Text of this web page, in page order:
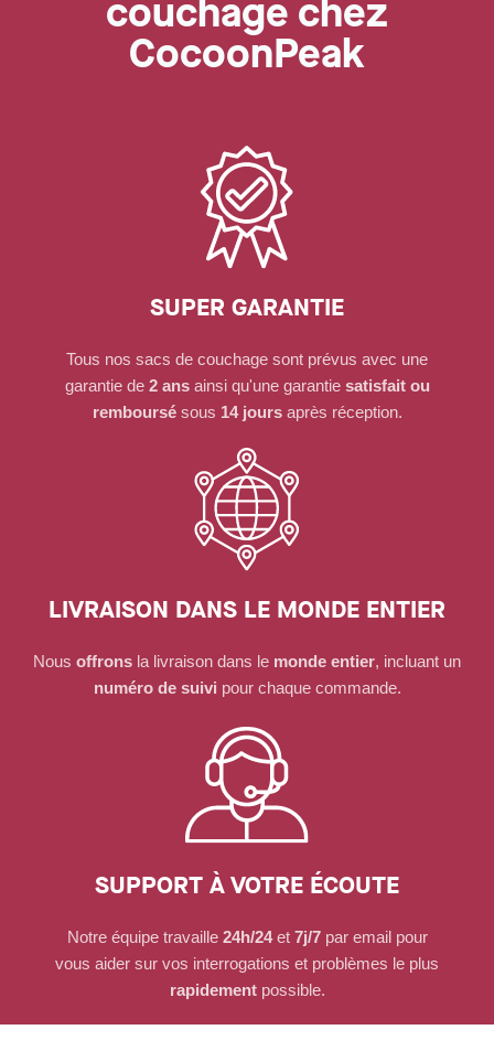
couchage chez
CocoonPeak
SUPER GARANTIE
Tous nos sacs de couchage sont prévus avec une
garantie de 2 ansainsi qu'une garantie satisfait ou
remboursésous 14 joursaprès réception.
LIVRAISON DANS LE MONDE ENTIER
Nous offrons la livraison dans le monde entier, incluant un
numéro de suivi pour chaque commande.
SUPPORT À VOTRE ÉCOUTE
Notre équipe travaille 24h/24et 7j/7par email pour
vous aider sur vos interrogations et problèmes le plus
rapidementpossible.